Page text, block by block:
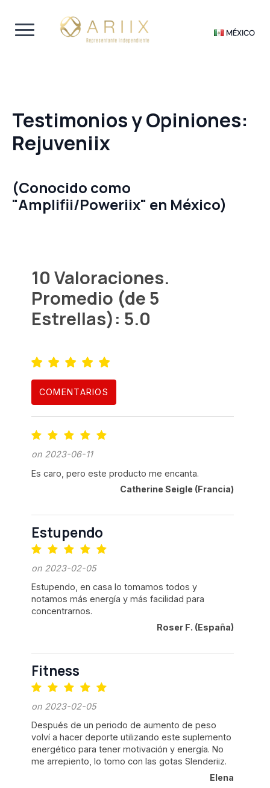
MÉXICO
Testimonios y Opiniones:
Rejuveniix
(Conocido como
"Amplifii/Poweriix" en México)
10 Valoraciones.
Promedio (de 5
Estrellas): 5.0
COMENTARIOS
on 2023-06-11
Es caro, pero este producto me encanta.
Catherine Seigle (Francia)
Estupendo
on 2023-02-05
Estupendo, en casa lo tomamos todos y
notamos más energía y más facilidad para
concentrarnos.
Roser F. (España)
Fitness
on 2023-02-05
Después de un periodo de aumento de peso
volví a hacer deporte utilizando este suplemento
energético para tener motivación y energía. No
me arrepiento, lo tomo con las gotas Slenderiiz.
Elena